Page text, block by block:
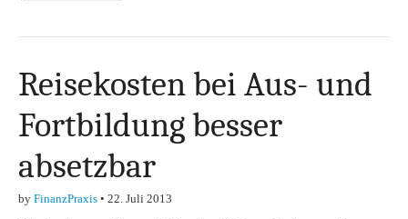
Reisekosten bei Aus- und
Fortbildung besser
absetzbar
by FinanzPraxis • 22. Juli 2013